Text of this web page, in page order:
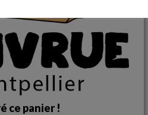
ce panier !